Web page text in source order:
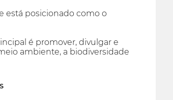
está posicionado como o
é promover, divulgar e
ambiente, a biodiversidade